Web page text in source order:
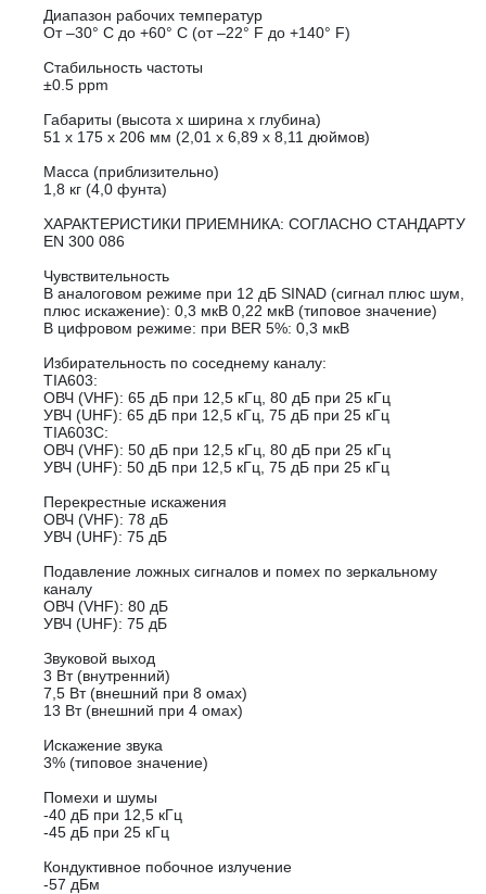
Диапазон рабочих температур
От –30° C до +60° C (от –22° F до +140° F)
Стабильность частоты
±0.5 ppm
Габариты (высота х ширина х глубина)
51 x 175 x 206 мм (2,01 x 6,89 x 8,11 дюймов)
Масса (приблизительно)
1,8 кг (4,0 фунта)
ХАРАКТЕРИСТИКИ ПРИЕМНИКА: СОГЛАСНО СТАНДАРТУ
EN 300 086
Чувствительность
В аналоговом режиме при 12 дБ SINAD (сигнал плюс шум,
плюс искажение): 0,3 мкВ 0,22 мкВ (типовое значение)
В цифровом режиме: при BER 5%: 0,3 мкВ
Избирательность по соседнему каналу:
TIA603:
ОВЧ (VHF): 65 дБ при 12,5 кГц, 80 дБ при 25 кГц
УВЧ (UHF): 65 дБ при 12,5 кГц, 75 дБ при 25 кГц
TIA603C:
ОВЧ (VHF): 50 дБ при 12,5 кГц, 80 дБ при 25 кГц
УВЧ (UHF): 50 дБ при 12,5 кГц, 75 дБ при 25 кГц
Перекрестные искажения
ОВЧ (VHF): 78 дБ
УВЧ (UHF): 75 дБ
Подавление ложных сигналов и помех по зеркальному
каналу
ОВЧ (VHF): 80 дБ
УВЧ (UHF): 75 дБ
Звуковой выход
3 Вт (внутренний)
7,5 Вт (внешний при 8 омах)
13 Вт (внешний при 4 омах)
Искажение звука
3% (типовое значение)
Помехи и шумы
-40 дБ при 12,5 кГц
-45 дБ при 25 кГц
Кондуктивное побочное излучение
-57 дБм